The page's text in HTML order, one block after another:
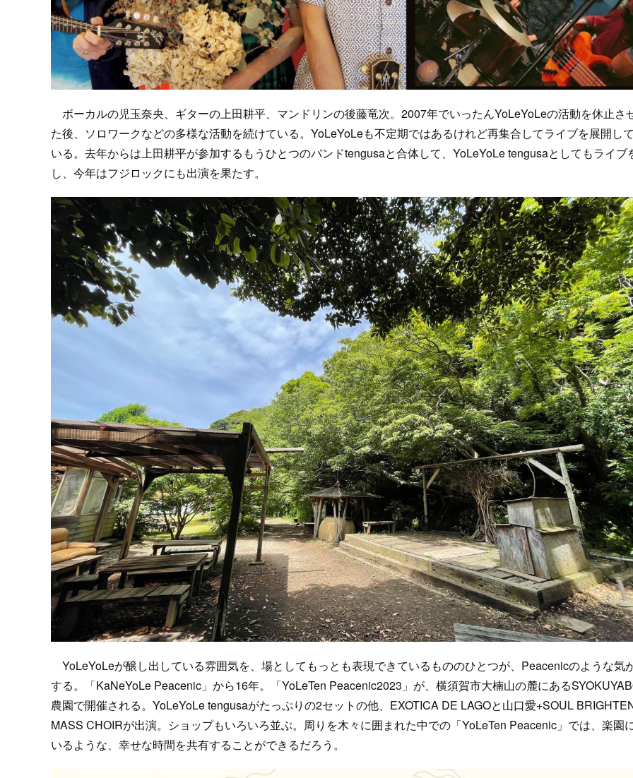
ボーカルの児玉奈央、ギターの上田耕平、マンドリンの後藤竜次。2007年でいったんYoLeYoLeの活動を休止さ
た後、ソロワークなどの多様な活動を続けている。YoLeYoLeも不定期ではあるけれど再集合してライブを展開し
いる。去年からは上田耕平が参加するもうひとつのバンドtengusaと合体して、YoLeYoLe tengusaとしてもライブ
し、今年はフジロックにも出演を果たす。
YoLeYoLeが醸し出している雰囲気を、場としてもっとも表現できているもののひとつが、Peacenicのような気
する。「KaNeYoLe Peacenic」から16年。「YoLeTen Peacenic2023」が、横須賀市大楠山の麓にある
農園で開催される。YoLeYoLe tengusaがたっぷりの2セットの他、EXOTICA DE LAGOと山口愛+SOUL
MASS CHOIRが出演。ショップもいろいろ並ぶ。周りを木々に囲まれた中での「YoLeTen Peacenic」では、楽園
いるような、幸せな時間を共有することができるだろう。